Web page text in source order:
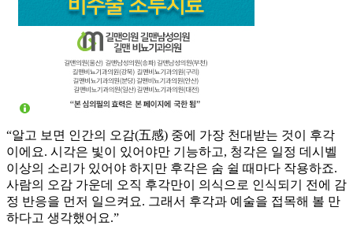
“알고 보면 인간의 오감(五感) 중에 가장 천대받는 것이 후각
이에요. 시각은 빛이 있어야만 기능하고, 청각은 일정 데시벨
이상의 소리가 있어야 하지만 후각은 숨 쉴 때마다 작용하죠.
사람의 오감 가운데 오직 후각만이 의식으로 인식되기 전에 감
정 반응을 먼저 일으켜요. 그래서 후각과 예술을 접목해 볼 만
하다고 생각했어요.”